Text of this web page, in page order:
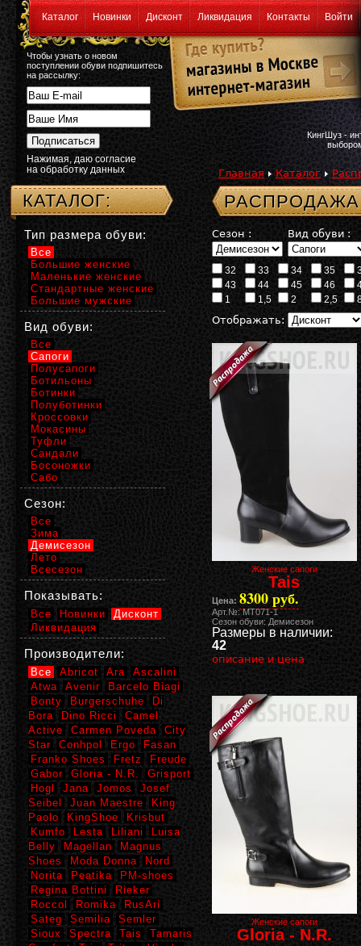
Каталог Новинки Дисконт Ликвидация Контакты Войти
Чтобы узнать о новом
поступлении обуви подпишитесь
на рассылку:
Нажимая, даю согласие
на обработку данных
КингШуз -
Главная Каталог
Сезон : Вид обуви :
32 33 34 35
43
44 45 46
1
1,5 2 2,5
Отображать:
Женские сапоги
Tais
Цена: 8300 руб.
Арт.№: MT071-1
Сезон обуви: Демисезон
Размеры в наличии:
42
описание и цена
Женские сапоги
Gloria - N.R.
КАТАЛОГ:
Тип размера обуви:
Все
Большие женские
Маленькие женские
Стандартные женские
Большие мужские
Вид обуви:
Все
Сапоги
Полусапоги
Ботильоны
Ботинки
Полуботинки
Кроссовки
Мокасины
Туфли
Сандали
Босоножки
Сабо
Сезон:
Все
Зима
Демисезон
Лето
Всесезон
Показывать:
Все Новинки
Дисконт
Ликвидация
Производители:
Все Abricot Ara
Ascalini
Atwa
Avenir
Barcelo Biagi
Bonty
Burgerschuhe
Di
Bora
Dino Ricci
Camel
Active
Carmen Poveda
City
Star
Conhpol Ergo
Fasan
Franko Shoes
Fretz
Freude
Gabor
Gloria - N.R.
Grisport
Hogl
Jana Jomos
Josef
Seibel
Juan Maestre
King
Paolo
KingShoe
Krisbut
Kumfo
Lesta Liliani
Luisa
Belly
Magellan
Magnus
Shoes
Moda Donna
Nord
Norita
Peatika
PM-shoes
Regina Bottini
Rieker
Roccol
Romika
RusAri
Sateg
Semilia
Semler
Sioux
Spectra Tais
Tamaris